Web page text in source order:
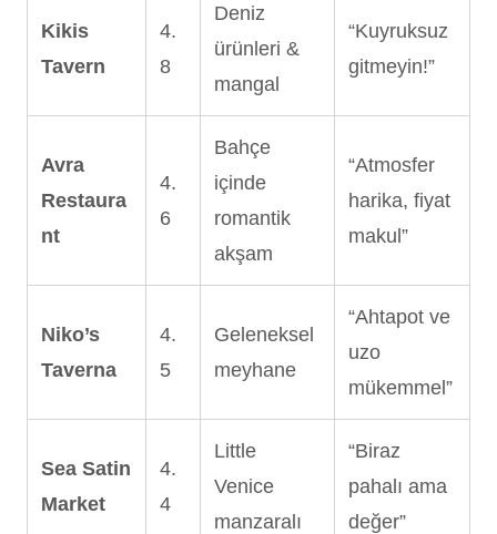
Kikis
Tavern
4.
8
Deniz
ürünleri &
mangal
“Kuyruksuz
gitmeyin!”
Avra
Restaura
nt
4.
6
Bahçe
içinde
romantik
akşam
“Atmosfer
harika, fiyat
makul”
Niko’s
Taverna
4.
5
Geleneksel
meyhane
“Ahtapot ve
uzo
mükemmel”
Sea Satin
Market
4.
4
Little
Venice
manzaralı
“Biraz
pahalı ama
değer”